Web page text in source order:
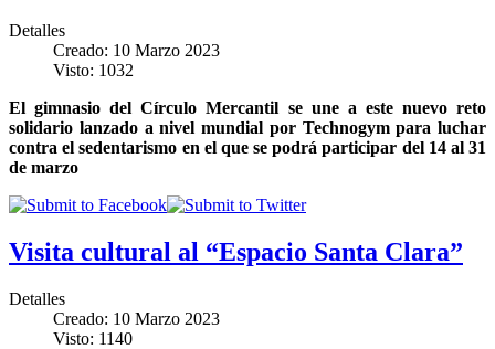
Detalles
Creado: 10 Marzo 2023
Visto: 1032
El gimnasio del Círculo Mercantil se une a este nuevo reto
solidario lanzado a nivel mundial por Technogym para luchar
contra el sedentarismo en el que se podrá participar del 14 al 31
de marzo
Visita cultural al “Espacio Santa Clara”
Detalles
Creado: 10 Marzo 2023
Visto: 1140